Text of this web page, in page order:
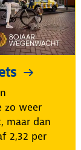
zo weer
maar dan
2,32 per